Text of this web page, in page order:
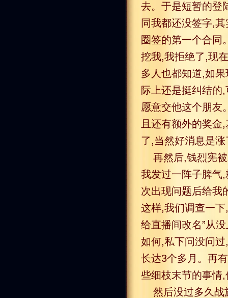
去。于是短暂的登
同我都还没签字,
圈签的第一个合同
挖我,我拒绝了,现
多人也都知道,如
际上还是挺纠结的
愿意交他这个朋友
且还有额外的奖
了,当然好消息是
再然后,钱烈宪
我发过一阵子脾气
次出现问题后给我
这样,我们调查一
给直播间改名”从
如何,私下问没问
长达3个多月。再
些细枝末节的事情
然后没过多久战